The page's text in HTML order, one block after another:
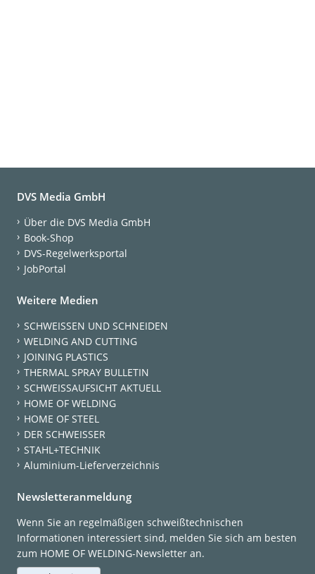
DVS Media GmbH
Über die DVS Media GmbH
Book-Shop
DVS-Regelwerksportal
JobPortal
Weitere Medien
SCHWEISSEN UND SCHNEIDEN
WELDING AND CUTTING
JOINING PLASTICS
THERMAL SPRAY BULLETIN
SCHWEISSAUFSICHT AKTUELL
HOME OF WELDING
HOME OF STEEL
DER SCHWEISSER
STAHL+TECHNIK
Aluminium-Lieferverzeichnis
Newsletteranmeldung
Wenn Sie an regelmäßigen schweißtechnischen
Informationen interessiert sind, melden Sie sich am besten
zum HOME OF WELDING-Newsletter an.